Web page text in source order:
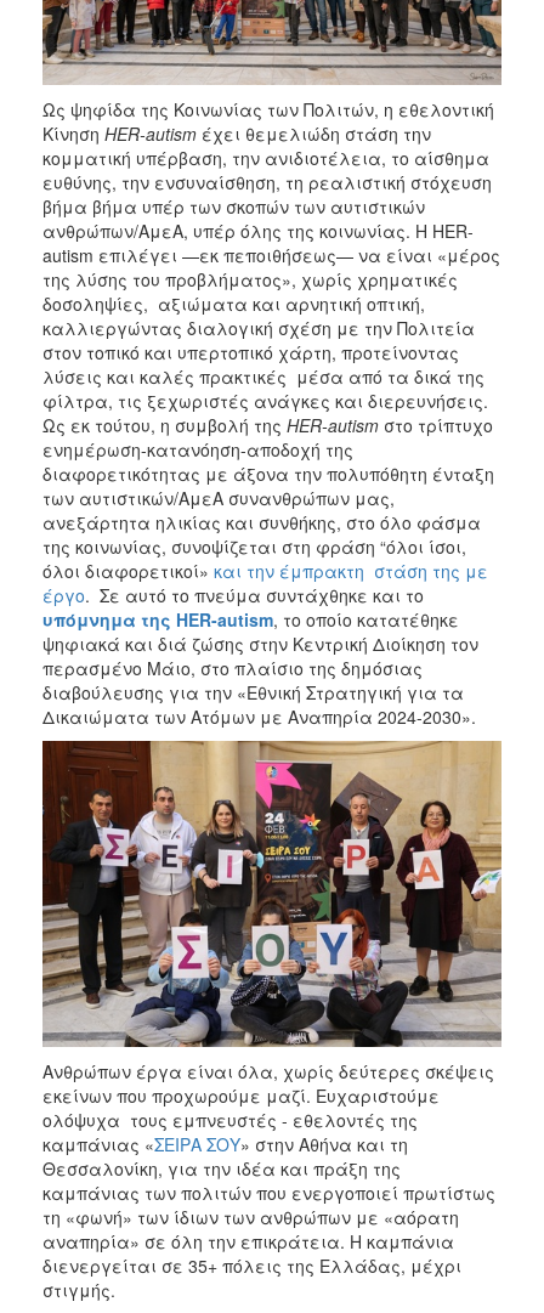
Ως ψηφίδα της Κοινωνίας των Πολιτών, η εθελοντική
Κίνηση HER-autism έχει θεμελιώδη στάση την
κομματική υπέρβαση, την ανιδιοτέλεια, το αίσθημα
ευθύνης, την ενσυναίσθηση, τη ρεαλιστική στόχευση
βήμα βήμα υπέρ των σκοπών των αυτιστικών
ανθρώπων/ΑμεΑ, υπέρ όλης της κοινωνίας. Η HER-
autism επιλέγει —εκ πεποιθήσεως— να είναι «μέρος
της λύσης του προβλήματος», χωρίς χρηματικές
δοσοληψίες, αξιώματα και αρνητική οπτική,
καλλιεργώντας διαλογική σχέση με την Πολιτεία
στον τοπικό και υπερτοπικό χάρτη, προτείνοντας
λύσεις και καλές πρακτικές μέσα από τα δικά της
φίλτρα, τις ξεχωριστές ανάγκες και διερευνήσεις.
Ως εκ τούτου, η συμβολή της HER-autism στο τρίπτυχο
ενημέρωση-κατανόηση-αποδοχή της
διαφορετικότητας με άξονα την πολυπόθητη ένταξη
των αυτιστικών/ΑμεΑ συνανθρώπων μας,
ανεξάρτητα ηλικίας και συνθήκης, στο όλο φάσμα
της κοινωνίας, συνοψίζεται στη φράση “όλοι ίσοι,
όλοι διαφορετικοί» και την έμπρακτη στάση της με
έργο. Σε αυτό το πνεύμα συντάχθηκε και το
υπόμνημα της HER-autism, το οποίο κατατέθηκε
ψηφιακά και διά ζώσης στην Κεντρική Διοίκηση τον
περασμένο Μάιο, στο πλαίσιο της δημόσιας
διαβούλευσης για την «Εθνική Στρατηγική για τα
Δικαιώματα των Ατόμων με Αναπηρία 2024-2030».
Ανθρώπων έργα είναι όλα, χωρίς δεύτερες σκέψεις
εκείνων που προχωρούμε μαζί. Ευχαριστούμε
ολόψυχα τους εμπνευστές - εθελοντές της
καμπάνιας «ΣΕΙΡΑ ΣΟΥ» στην Αθήνα και τη
Θεσσαλονίκη, για την ιδέα και πράξη της
καμπάνιας των πολιτών που ενεργοποιεί πρωτίστως
τη «φωνή» των ίδιων των ανθρώπων με «αόρατη
αναπηρία» σε όλη την επικράτεια. Η καμπάνια
διενεργείται σε 35+ πόλεις της Ελλάδας, μέχρι
στιγμής.